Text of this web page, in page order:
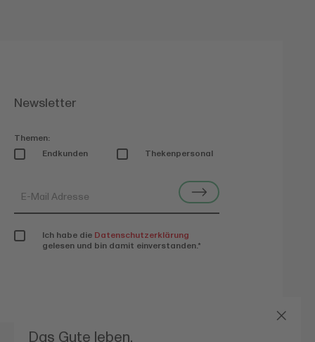
Newsletter
Themen:
Endkunden
Thekenpersonal
Ich habe die Datenschutzerklärung
gelesen und bin damit einverstanden.*
Das Gute leben.